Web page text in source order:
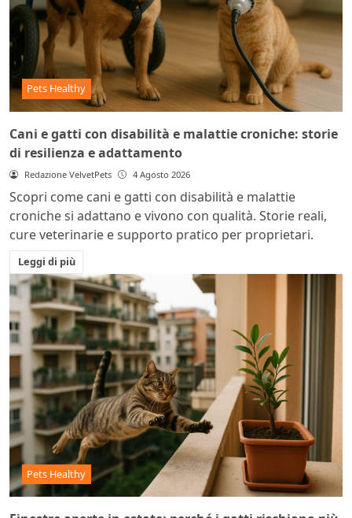
Pets Healthy
Cani e gatti con disabilità e malattie croniche: storie
di resilienza e adattamento
Redazione VelvetPets 4 Agosto 2026
Scopri come cani e gatti con disabilità e malattie
croniche si adattano e vivono con qualità. Storie reali,
cure veterinarie e supporto pratico per proprietari.
Leggi di più
Pets Healthy